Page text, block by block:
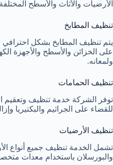
الأرضيات والأثاث والأسطح
تنظيف المطابخ
يتم تنظيف المطابخ بشكل احترافي
على الخزائن والأسطح والأجهزة
ولمعانه.
تنظيف الحمامات
توفر الشركة خدمة تنظيف وتعقيم
للقضاء على الجراثيم والبكتيريا
تنظيف الأرضيات
تشمل الخدمة تنظيف جميع أنواع
والبورسلان باستخدام معدات